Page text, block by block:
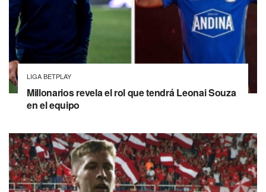
LIGA BETPLAY
Millonarios revela el rol que tendrá Leonai Souza
en el equipo